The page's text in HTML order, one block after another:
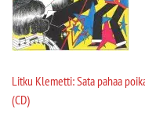
Litku Klemetti: Sata pahaa
(CD)